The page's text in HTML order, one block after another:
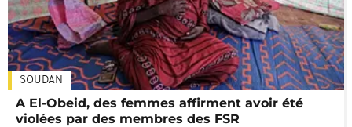
SOUDAN
A El-Obeid, des femmes affirment avoir été
violées par des membres des FSR